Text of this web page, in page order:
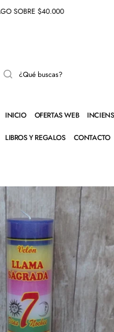
$40.000
INICIO OFERTAS WEB
LIBROS Y REGALOS CONTACTO